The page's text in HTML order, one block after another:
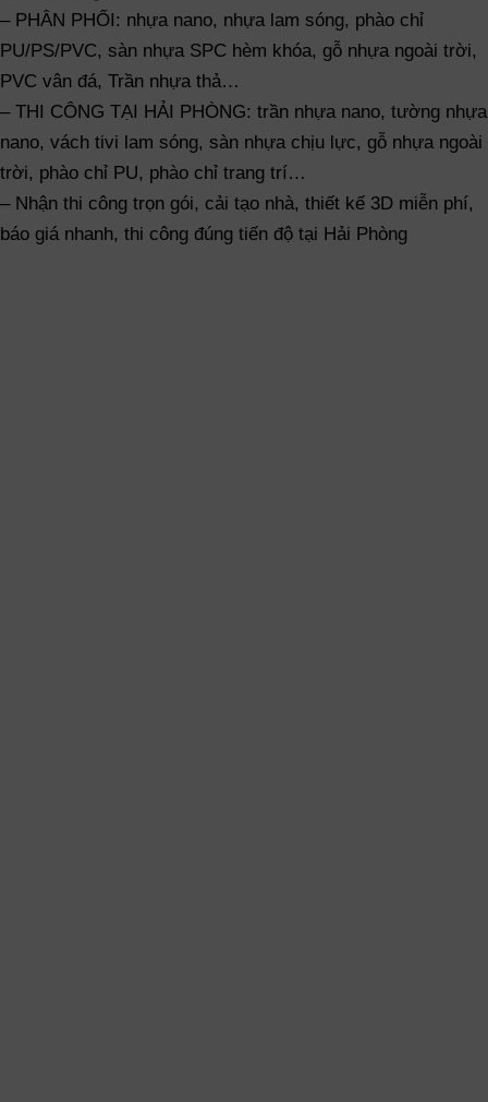
– PHÂN PHỐI: nhựa nano, nhựa lam sóng, phào chỉ
PU/PS/PVC, sàn nhựa SPC hèm khóa, gỗ nhựa ngoài trời,
PVC vân đá, Trần nhựa thả…
– THI CÔNG TẠI HẢI PHÒNG: trần nhựa nano, tường nhựa
nano, vách tivi lam sóng, sàn nhựa chịu lực, gỗ nhựa ngoài
trời, phào chỉ PU, phào chỉ trang trí…
– Nhận thi công trọn gói, cải tạo nhà, thiết kế 3D miễn phí,
báo giá nhanh, thi công đúng tiến độ tại Hải Phòng